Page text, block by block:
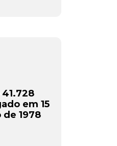
em 15
1978